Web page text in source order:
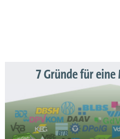
7 Gründe für